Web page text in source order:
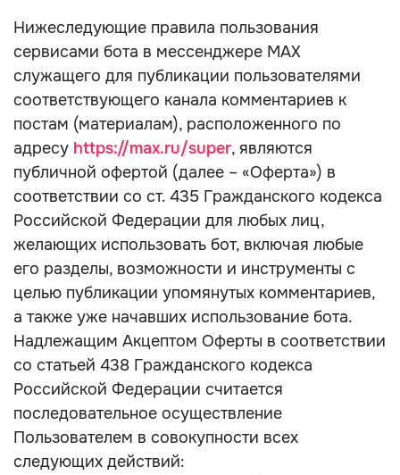
Нижеследующие правила пользования
сервисами бота в мессенджере MAX
служащего для публикации пользователями
соответствующего канала комментариев к
постам (материалам), расположенного по
адресу https://max.ru/super, являются
публичной офертой (далее – «Оферта») в
соответствии со ст. 435 Гражданского кодекса
Российской Федерации для любых лиц,
желающих использовать бот, включая любые
его разделы, возможности и инструменты с
целью публикации упомянутых комментариев,
а также уже начавших использование бота.
Надлежащим Акцептом Оферты в соответствии
со статьей 438 Гражданского кодекса
Российской Федерации считается
последовательное осуществление
Пользователем в совокупности всех
следующих действий: